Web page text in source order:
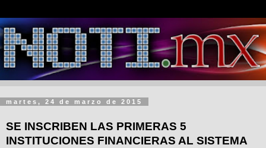
martes, 24 de marzo de 2015
SE INSCRIBEN LAS PRIMERAS 5
INSTITUCIONES FINANCIERAS AL SISTEMA